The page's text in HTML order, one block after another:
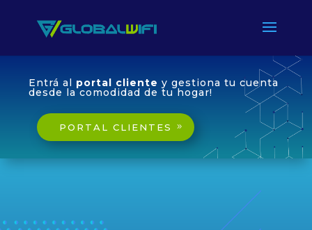
Entrá al portal cliente y gestiona tu cuenta
desde la comodidad de tu hogar!
PORTAL CLIENTES